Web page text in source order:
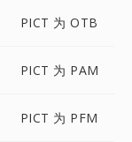
PICT 为 OTB
PICT 为 PAM
PICT 为 PFM